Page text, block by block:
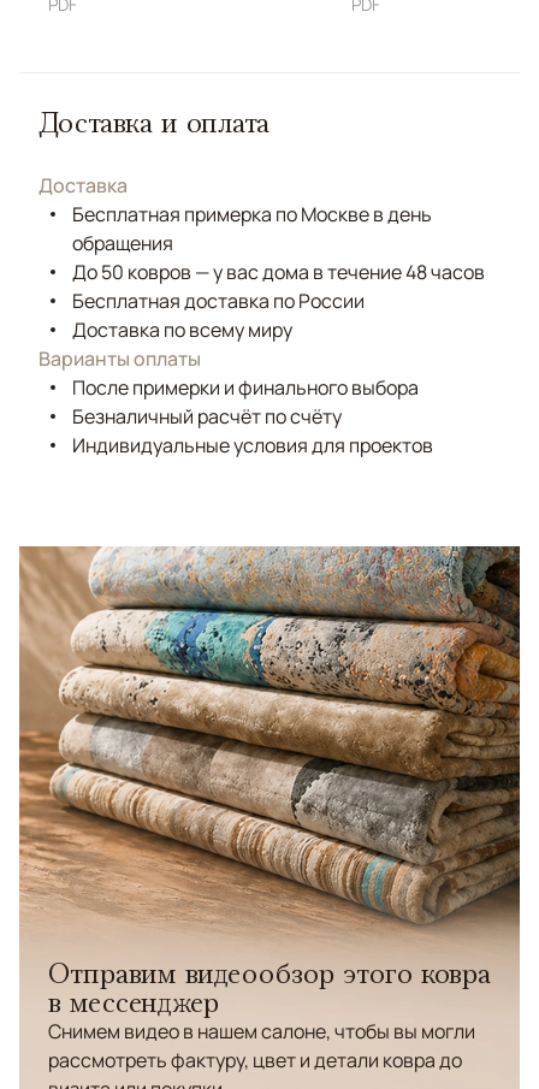
Доставка и оплата
Доставка
Бесплатная примерка по Москве в день
обращения
До 50 ковров — у вас дома в течение 48 часов
Бесплатная доставка по России
Доставка по всему миру
Варианты оплаты
После примерки и финального выбора
Безналичный расчёт по счёту
Индивидуальные условия для проектов
Отправим видеообзор этого ковра
в мессенджер
Снимем видео в нашем салоне, чтобы вы могли
рассмотреть фактуру, цвет и детали ковра до